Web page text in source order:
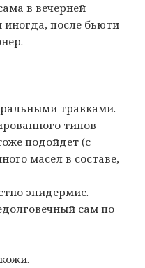
в вечерней
после бьюти
травками.
типов
подойдет (с
масел в составе,
эпидермис.
сам по